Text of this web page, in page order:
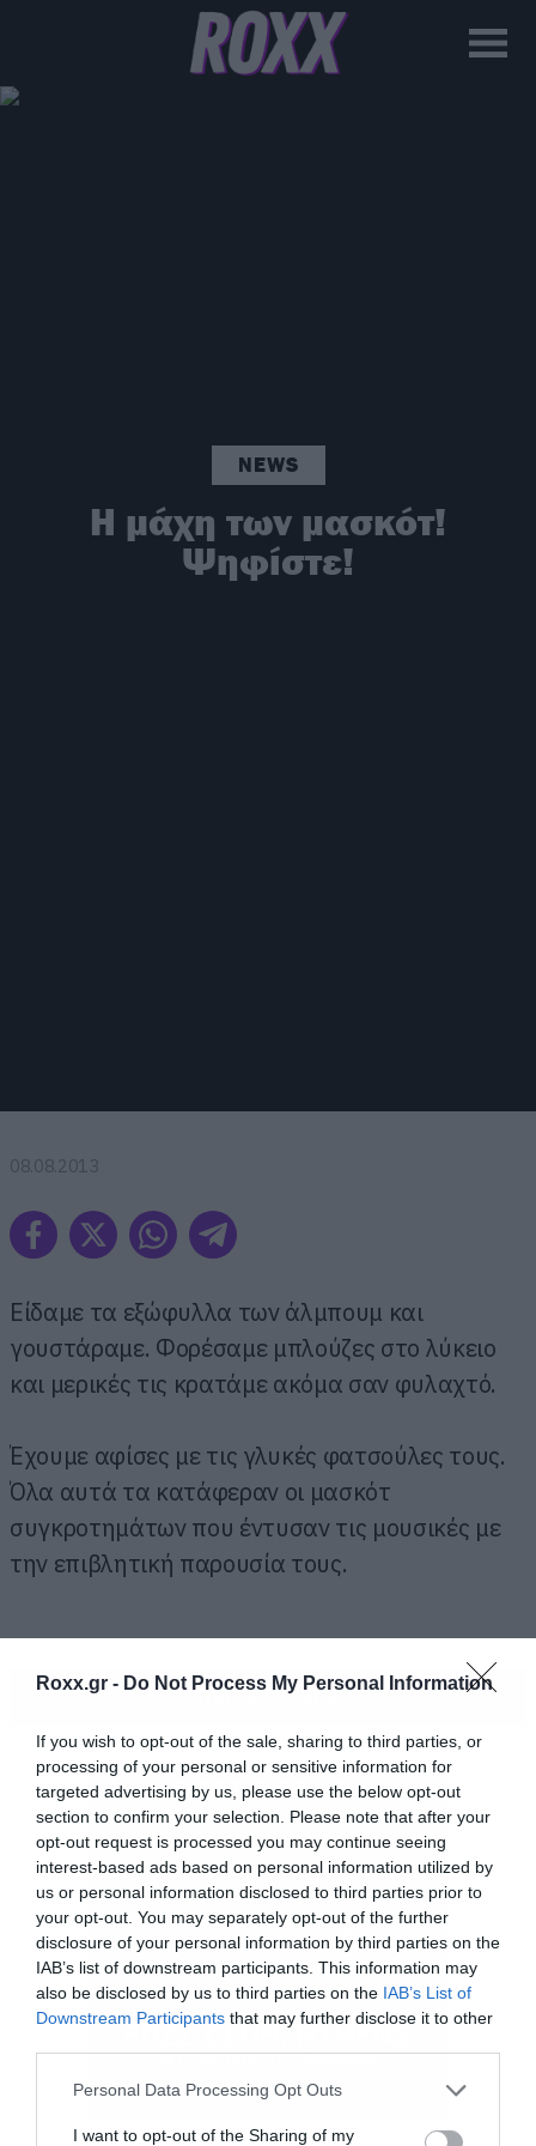
Roxx.gr - Do Not Process My Personal Information
If you wish to opt-out of the sale, sharing to third parties, or
processing of your personal or sensitive information for
targeted advertising by us, please use the below opt-out
section to confirm your selection. Please note that after your
opt-out request is processed you may continue seeing
interest-based ads based on personal information utilized by
us or personal information disclosed to third parties prior to
your opt-out. You may separately opt-out of the further
disclosure of your personal information by third parties on the
IAB’s list of downstream participants. This information may
also be disclosed by us to third parties on the IAB’s List of
Downstream Participants that may further disclose it to other
Please note that this website/app uses one or more Google
not limited to your visit or usage behaviour. You may click to
Personal Data Processing Opt Outs
I want to opt-out of the Sharing of my
NEWS
Η μάχη των μασκότ!
Ψηφίστε!
08.08.2013
Είδαμε τα εξώφυλλα των άλμπουμ και
γουστάραμε. Φορέσαμε μπλούζες στο λύκειο
και μερικές τις κρατάμε ακόμα σαν φυλαχτό.
Έχουμε αφίσες με τις γλυκές φατσούλες τους.
Όλα αυτά τα κατάφεραν οι μασκότ
συγκροτημάτων που έντυσαν τις μουσικές με
την επιβλητική παρουσία τους.
Διαλέξαμε τις πέντε πιο χαρακτηριστικές και
σας βάζουμε να ψηφίσετε για την αγαπημένη
ΠΕΡΙΣΣΟΤΕΡΑ